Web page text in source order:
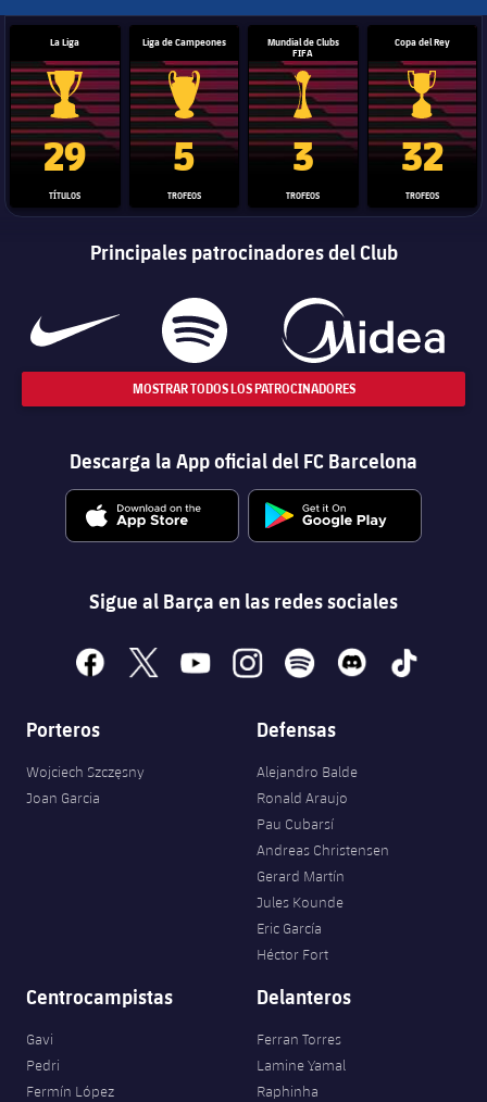
La Liga
Trofeo de La Liga
29
TÍTULOS
Liga de Campeones
Trofeo de la Liga de Campeones
5
TROFEOS
Mundial de Clubs
FIFA
Trofeo del Mundial de
3
TROFEOS
Copa del Rey
Copa del
32
TROFEOS
Principales patrocinadores del Club
MOSTRAR TODOS LOS PATROCINADORES
Descarga la App oficial del FC Barcelona
Sigue al Barça en las redes sociales
facebook
x youtubeinstagramspotify discord tiktok
Porteros
Wojciech Szczęsny
Joan Garcia
Defensas
Alejandro Balde
Ronald Araujo
Pau Cubarsí
Andreas Christensen
Gerard Martín
Jules Kounde
Eric García
Héctor Fort
Centrocampistas
Gavi
Pedri
Fermín López
Delanteros
Ferran Torres
Lamine Yamal
Raphinha